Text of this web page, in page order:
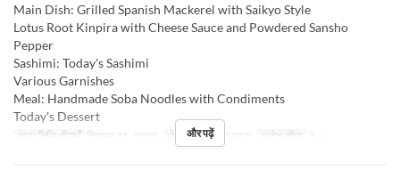
Main Dish: Grilled Spanish Mackerel with Saikyo Style
Lotus Root Kinpira with Cheese Sauce and Powdered Sansho
Pepper
Sashimi: Today's Sashimi
Various Garnishes
Meal: Handmade Soba Noodles with Condiments
Today's Dessert
मान्य तिथि सीमाएँ दिसम्बर 31, 2025 भोजन दोपहर का खाना आदेश सीमा 2 ~
और पढ़ें